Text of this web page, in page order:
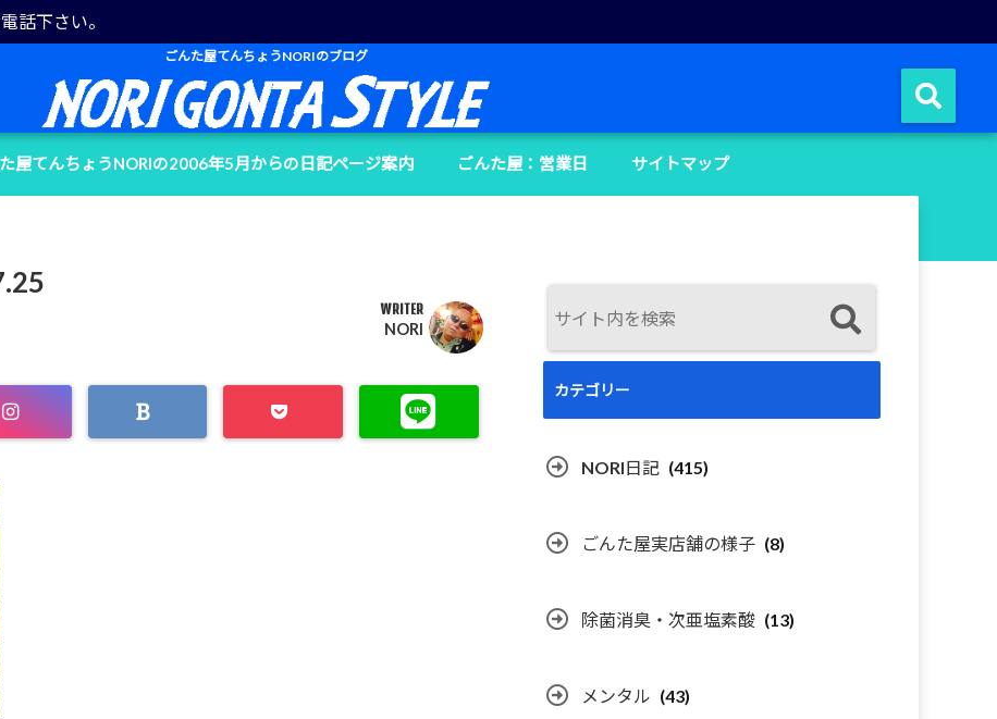
話下さい。
ごんた屋てんちょうNORIのブログ
屋てんちょうNORIの2006年5月からの日記ページ案内 ごんた屋：営業日 サイトマップ
WRITER
NORI
カテゴリー
NORI日記 (415)
ごんた屋実店舗の様子 (8)
除菌消臭・次亜塩素酸 (13)
メンタル (43)